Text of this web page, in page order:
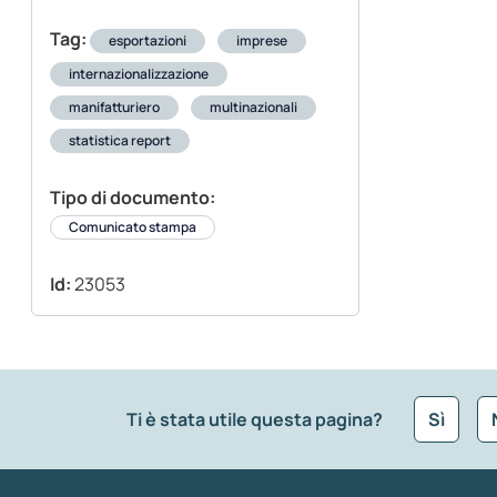
Tag: esportazioni
imprese
internazionalizzazione
manifatturiero
multinazionali
statistica report
Tipo di documento:
Comunicato stampa
Id:23053
Ti è stata utile questa pagina? Sì